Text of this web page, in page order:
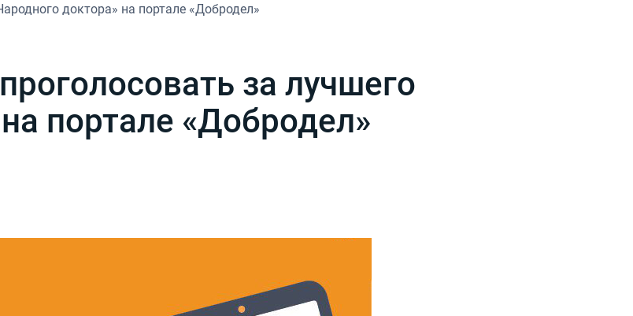
доктора» на портале «Добродел»
за лучшего
портале «Добродел»